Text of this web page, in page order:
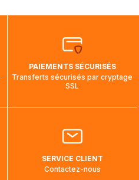
PAIEMENTS SÉCURISÉS
Transferts sécurisés par cryptage
SSL
SERVICE CLIENT
Contactez-nous